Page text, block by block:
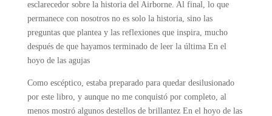
esclarecedor sobre la historia del Airborne. Al final, lo que
permanece con nosotros no es solo la historia, sino las
preguntas que plantea y las reflexiones que inspira, mucho
después de que hayamos terminado de leer la última En el
hoyo de las agujas
Como escéptico, estaba preparado para quedar desilusionado
por este libro, y aunque no me conquistó por completo, al
menos mostró algunos destellos de brillantez En el hoyo de las